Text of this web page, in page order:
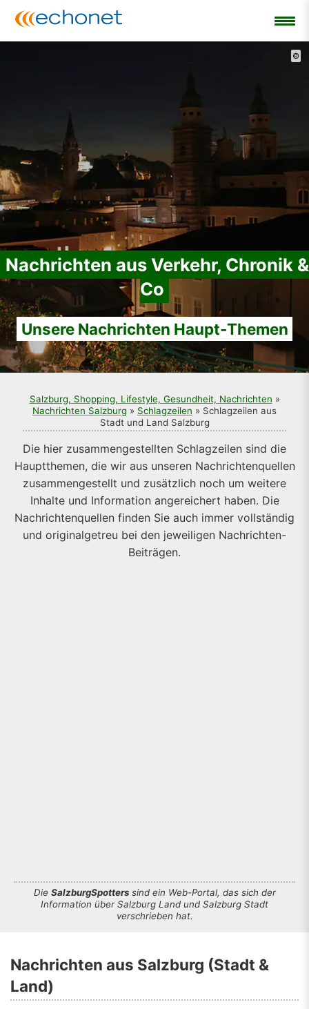
Nachrichten aus Verkehr, Chronik &
Co
Unsere Nachrichten Haupt-Themen
©
Salzburg, Shopping, Lifestyle, Gesundheit, Nachrichten »
Nachrichten Salzburg » Schlagzeilen » Schlagzeilen aus
Stadt und Land Salzburg
Die hier zusammengestellten Schlagzeilen sind die
Hauptthemen, die wir aus unseren Nachrichtenquellen
zusammengestellt und zusätzlich noch um weitere
Inhalte und Information angereichert haben. Die
Nachrichtenquellen finden Sie auch immer vollständig
und originalgetreu bei den jeweiligen Nachrichten-
Beiträgen.
Die SalzburgSpotterssind ein Web-Portal, das sich der
Information über Salzburg Land und Salzburg Stadt
verschrieben hat.
Nachrichten aus Salzburg (Stadt &
Land)